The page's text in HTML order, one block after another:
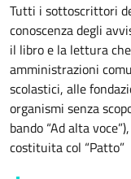
Tutti i sottoscrittori
conoscenza degli
il libro e la lettura
amministrazioni
scolastici, alle
organismi senza
bando “Ad alta
costituita col “Patto”